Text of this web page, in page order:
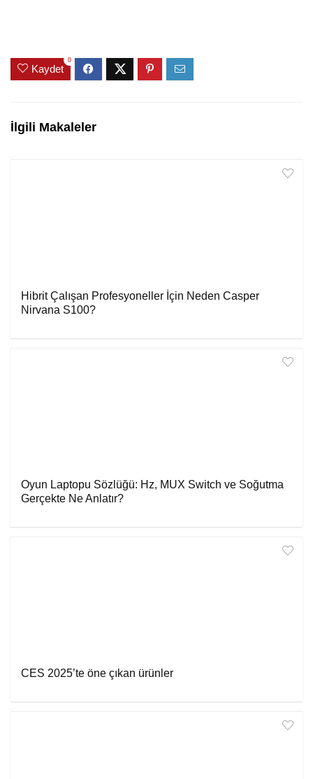
Kaydet
0
İlgili Makaleler
Hibrit Çalışan Profesyoneller İçin Neden Casper
Nirvana S100?
Oyun Laptopu Sözlüğü: Hz, MUX Switch ve Soğutma
Gerçekte Ne Anlatır?
CES 2025’te öne çıkan ürünler